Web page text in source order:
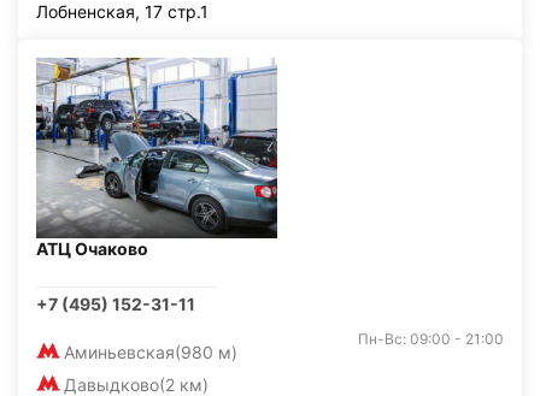
Лобненская, 17 стр.1
АТЦ Очаково
+7 (495) 152-31-11
Аминьевская(980 м)
Давыдково(2 км)
Пн-Вс: 09:00 - 21:00